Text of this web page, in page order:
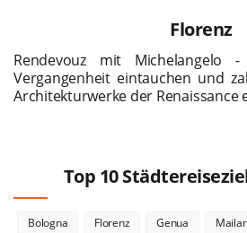
Florenz
Rendevouz mit
Vergangenheit eintauchen und
Architekturwerke der Renaissance
Top 10
Bologna Florenz Genua